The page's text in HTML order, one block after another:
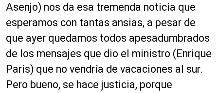
Asenjo) nos da esa tremenda noticia que
esperamos con tantas ansias, a pesar de
que ayer quedamos todos apesadumbrados
de los mensajes que dio el ministro (Enrique
Paris) que no vendría de vacaciones al sur.
Pero bueno, se hace justicia, porque